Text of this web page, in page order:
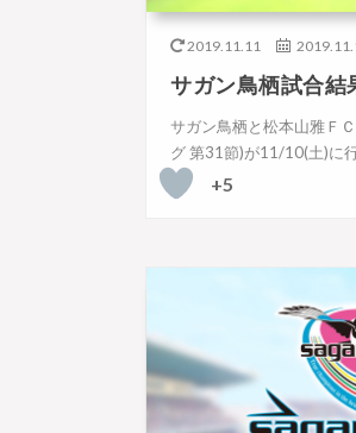
2019.11.11
サガン鳥栖試合結
サガン鳥栖と松本山雅Ｆ
グ 第31節)が11/10(土)に
+5